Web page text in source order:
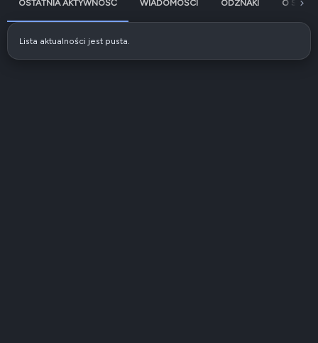
OSTATNIA AKTYWNOŚĆ WIADOMOŚCI ODZNAKI O SOBIE
Lista aktualności jest pusta.